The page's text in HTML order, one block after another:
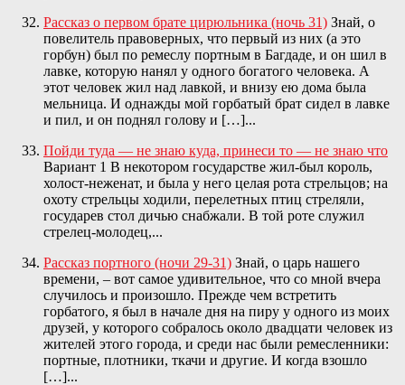
Рассказ о первом брате цирюльника (ночь 31) Знай, о
повелитель правоверных, что первый из них (а это
горбун) был по ремеслу портным в Багдаде, и он шил в
лавке, которую нанял у одного богатого человека. А
этот человек жил над лавкой, и внизу ею дома была
мельница. И однажды мой горбатый брат сидел в лавке
и пил, и он поднял голову и […]...
Пойди туда — не знаю куда, принеси то — не знаю что
Вариант 1 В некотором государстве жил-был король,
холост-неженат, и была у него целая рота стрельцов; на
охоту стрельцы ходили, перелетных птиц стреляли,
государев стол дичью снабжали. В той роте служил
стрелец-молодец,...
Рассказ портного (ночи 29-31) Знай, о царь нашего
времени, – вот самое удивительное, что со мной вчера
случилось и произошло. Прежде чем встретить
горбатого, я был в начале дня на пиру у одного из моих
друзей, у которого собралось около двадцати человек из
жителей этого города, и среди нас были ремесленники:
портные, плотники, ткачи и другие. И когда взошло
[…]...